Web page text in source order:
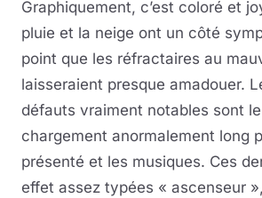
Graphiquement, c’est coloré et
pluie et la neige ont un côté
point que les réfractaires au
laisseraient presque amadouer.
défauts vraiment notables sont
chargement anormalement long
présenté et les musiques. Ces
effet assez typées « ascenseur